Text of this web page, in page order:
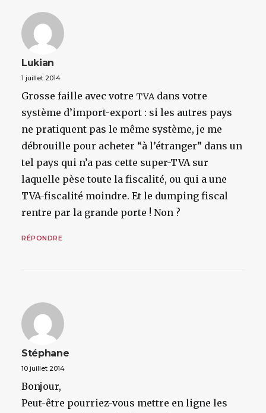
Lukian
1 juillet 2014
Grosse faille avec votre TVAdans votre
système d’import-export : si les autres pays
ne pratiquent pas le même système, je me
débrouille pour acheter “à l’étranger” dans un
tel pays qui n’a pas cette super-TVA sur
laquelle pèse toute la fiscalité, ou qui a une
TVA-fiscalité moindre. Et le dumping fiscal
rentre par la grande porte ! Non ?
RÉPONDRE
Stéphane
10 juillet 2014
Bonjour,
Peut-être pourriez-vous mettre en ligne les